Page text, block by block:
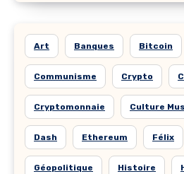
Art Banques Bitcoin
Communisme Crypto
Cryptomonnaie Culture
Dash Ethereum Félix
Géopolitique Histoire